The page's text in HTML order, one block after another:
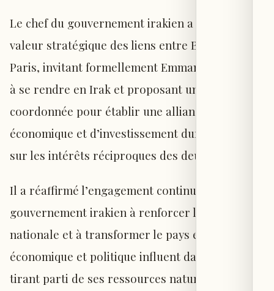
Le chef du gouvernement irakien a souligné la
valeur stratégique des liens entre Bagdad et
Paris, invitant formellement Emmanuel Macron
à se rendre en Irak et proposant une action
coordonnée pour établir une alliance
économique et d’investissement durable, fondée
sur les intérêts réciproques des deux États.
Il a réaffirmé l’engagement continu du
gouvernement irakien à renforcer la stabilité
nationale et à transformer le pays en un acteur
économique et politique influent dans la région,
tirant parti de ses ressources naturelles, de sa